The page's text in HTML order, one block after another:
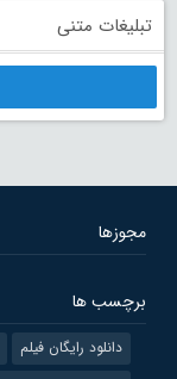
تبلیغات متنی
مجوزها
برچسب ها
دانلود رایگان فیلم